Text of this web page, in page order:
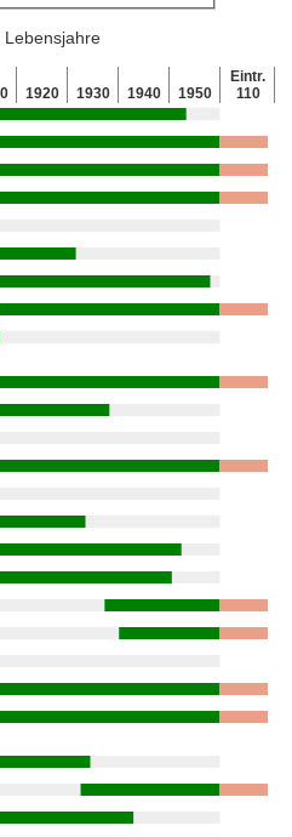
Lebensjahre
1920 1930 1940 1950
Eintr.
110